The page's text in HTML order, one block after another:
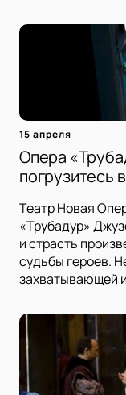
15 апреля
Опера
погрузитесь
Театр Новая
«Трубадур»
и страсть
судьбы героев.
захватывающей